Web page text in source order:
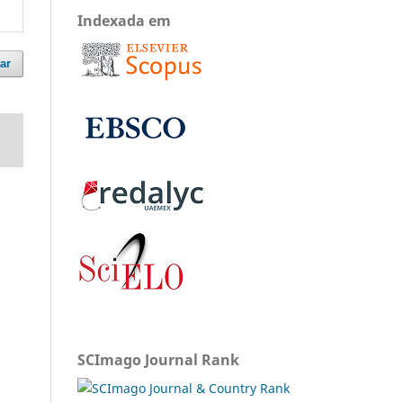
Indexada em
SCImago Journal Rank